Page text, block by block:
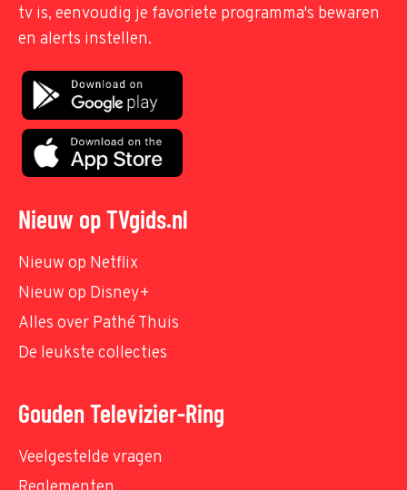
tv is, eenvoudig je favoriete programma's bewaren
en alerts instellen.
Nieuw op TVgids.nl
Nieuw op Netflix
Nieuw op Disney+
Alles over Pathé Thuis
De leukste collecties
Gouden Televizier-Ring
Veelgestelde vragen